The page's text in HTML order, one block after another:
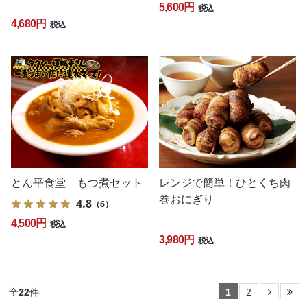
4,680円 税込
5,600円 税込
とん平食堂 もつ煮セット
4.8 （6）
4,500円 税込
レンジで簡単！ひとくち肉
巻おにぎり
3,980円 税込
全22件 1 2